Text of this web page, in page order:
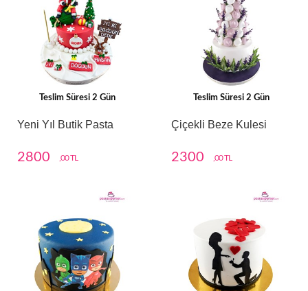
Teslim Süresi 2 Gün
Yeni Yıl Butik Pasta
2800 ,00 TL
Teslim Süresi 2 Gün
Çiçekli Beze Kulesi
2300 ,00 TL